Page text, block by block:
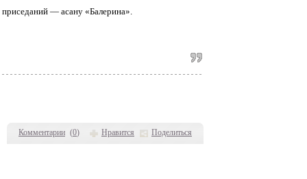
Комментарии (0) Нравится Поделиться
— асану «Балерина».